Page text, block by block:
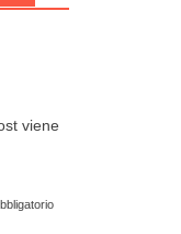
viene